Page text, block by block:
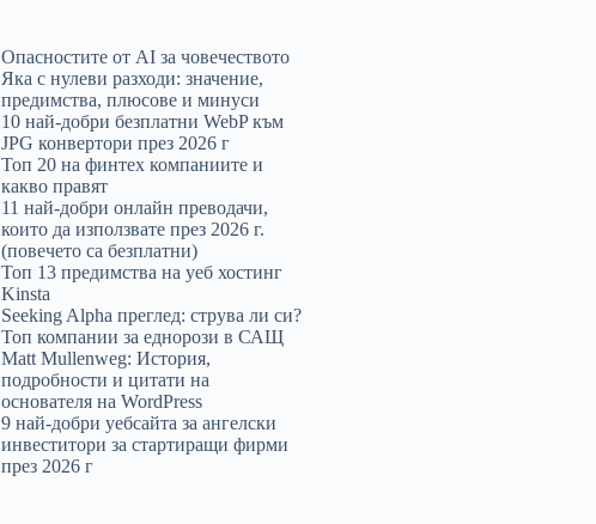
Опасностите от AI за човечеството
Яка с нулеви разходи: значение,
предимства, плюсове и минуси
10 най-добри безплатни WebP към
JPG конвертори през 2026 г
Топ 20 на финтех компаниите и
какво правят
11 най-добри онлайн преводачи,
които да използвате през 2026 г.
(повечето са безплатни)
Топ 13 предимства на уеб хостинг
Kinsta
Seeking Alpha преглед: струва ли си?
Топ компании за еднорози в САЩ
Matt Mullenweg: История,
подробности и цитати на
основателя на WordPress
9 най-добри уебсайта за ангелски
инвеститори за стартиращи фирми
през 2026 г